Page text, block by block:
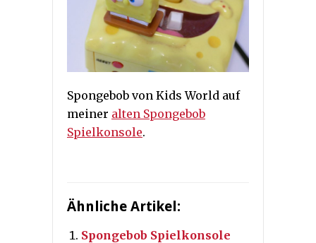
Spongebob von Kids World auf
meiner alten Spongebob
Spielkonsole.
Ähnliche Artikel:
Spongebob Spielkonsole